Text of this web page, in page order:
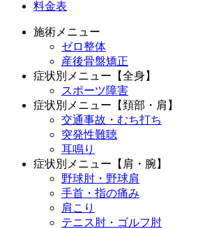
料金表
施術メニュー
ゼロ整体
産後骨盤矯正
症状別メニュー【全身】
スポーツ障害
症状別メニュー【頚部・肩】
交通事故・むち打ち
突発性難聴
耳鳴り
症状別メニュー【肩・腕】
野球肘・野球肩
手首・指の痛み
肩こり
テニス肘・ゴルフ肘